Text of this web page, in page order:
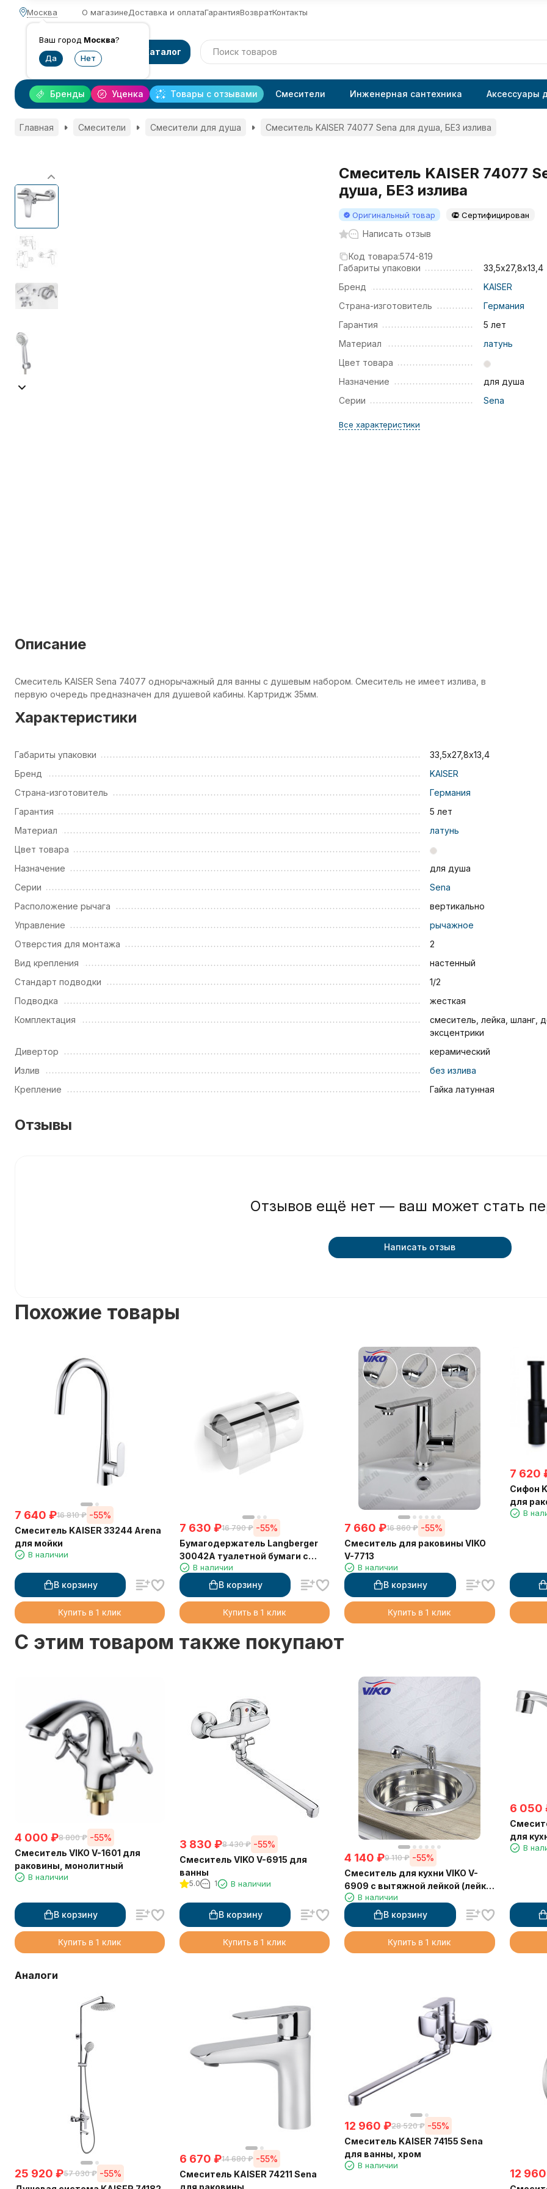
Москва
Ваш город Москва?
О магазинеДоставка и оплатаГарантияВозвратКонтакты
Каталог
Уценка Товары с отзывами
Бренды Смесители Инженерная сантехника Аксессуары
Главная Смесители Смесители для душа Смеситель KAISER 74077 Sena для душа, БЕЗ излива
Смеситель KAISER 74077
душа, БЕЗ излива
Оригинальный товар Сертифицирован
Написать отзыв
Код товара:574-819
Габариты упаковки
33,5х27,8х13,4
Бренд
KAISER
Страна-изготовитель
Германия
Гарантия
5 лет
Материал
латунь
Цвет товара
Назначение
для душа
Серии
Sena
Все характеристики
Описание
Смеситель KAISER Sena 74077 однорычажный для ванны с душевым набором. Смеситель не имеет излива, в
первую очередь предназначен для душевой кабины. Картридж 35мм.
Характеристики
Габариты упаковки
33,5х27,8х13,4
Бренд
KAISER
Страна-изготовитель
Германия
Гарантия
5 лет
Материал
латунь
Цвет товара
Назначение
для душа
Серии
Sena
Расположение рычага
вертикально
Управление
рычажное
Отверстия для монтажа
2
Вид крепления
настенный
Стандарт подводки
1/2
Подводка
жесткая
Комплектация
смеситель, лейка, шланг,
эксцентрики
Дивертор
керамический
Излив
без излива
Крепление
Гайка латунная
Отзывы
Отзывов ещё нет — ваш может стать
Написать отзыв
Похожие товары
7 640 ₽16 810 ₽ -55%
Смеситель KAISER 33244 Arena
для мойки
В наличии
В корзину
Купить в 1 клик
7 630 ₽16 790 ₽ -55%
Бумагодержатель Langberger
30042A туалетной бумаги с
крышкой двойной
В наличии
В корзину
Купить в 1 клик
7 660 ₽16 860 ₽ -55%
Смеситель для раковины VIKO
V-7713
В наличии
В корзину
Купить в 1 клик
7 620
Сифон
для
В
C этим товаром также покупают
4 000 ₽8 800 ₽ -55%
Смеситель VIKO V-1601 для
раковины, монолитный
В наличии
В корзину
Купить в 1 клик
3 830 ₽8 430 ₽ -55%
Смеситель VIKO V-6915 для
ванны
5.0 1 В наличии
В корзину
Купить в 1 клик
4 140 ₽9 110 ₽ -55%
Смеситель для кухни VIKO V-
6909 с вытяжной лейкой (лейка
SM-032, V-0030)
В наличии
В корзину
Купить в 1 клик
6 050
для
В
Аналоги
25 920 ₽57 030 ₽ -55%
6 670 ₽14 680 ₽ -55%
Смеситель KAISER 74211 Sena
12 960 ₽28 520 ₽ -55%
Смеситель KAISER 74155 Sena
для ванны, хром
В наличии
12 960